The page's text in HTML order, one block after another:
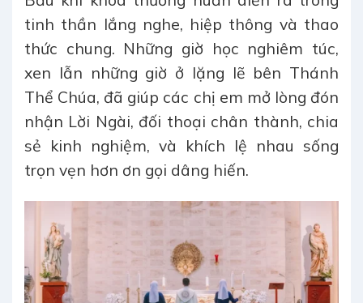
tinh thần lắng nghe, hiệp thông và thao
thức chung. Những giờ học nghiêm túc,
xen lẫn những giờ ở lặng lẽ bên Thánh
Thể Chúa, đã giúp các chị em mở lòng đón
nhận Lời Ngài, đối thoại chân thành, chia
sẻ kinh nghiệm, và khích lệ nhau sống
trọn vẹn hơn ơn gọi dâng hiến.